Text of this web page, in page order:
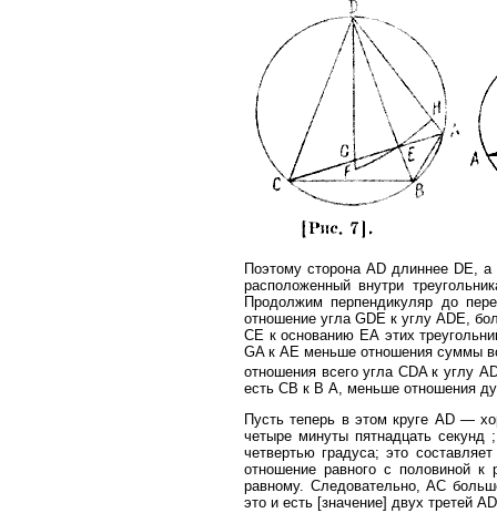
Поэтому сторона AD длиннее DE,
расположенный внутри
Продолжим перпендикуляр до
отношение угла GDE к углу ADE,
СЕ к основанию ЕА этих
GA к АЕ меньше отношения суммы
отношения всего угла CDA к углу
есть СВ к В А, меньше отношения
Пусть теперь в этом круге AD —
четыре минуты пятнадцать
четвертью градуса; это
отношение равного с половиной
равному. Следовательно, АС
это и есть [значение] двух третей